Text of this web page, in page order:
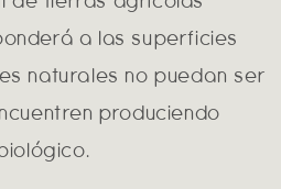
a las superficies
naturales no puedan ser
produciendo